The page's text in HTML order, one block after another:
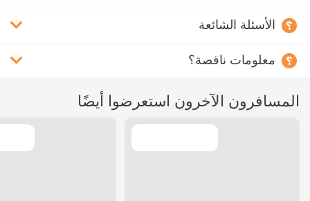
الأسئلة الشائعة
معلومات ناقصة؟
المسافرون الآخرون استعرضوا أيضًا